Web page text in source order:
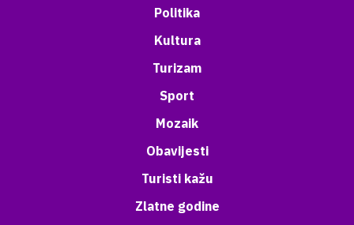
Politika
Kultura
Turizam
Sport
Mozaik
Obavijesti
Turisti kažu
Zlatne godine